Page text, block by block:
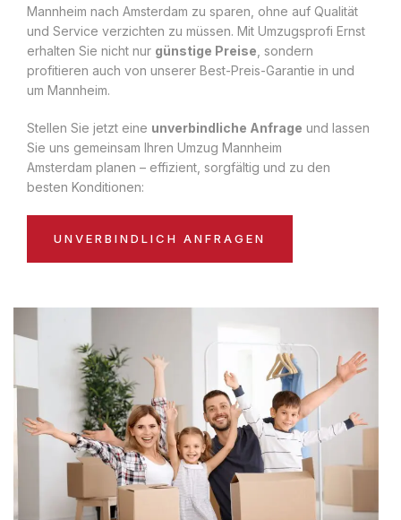
Mannheim nach Amsterdam zu sparen, ohne auf Qualität
und Service verzichten zu müssen. Mit Umzugsprofi Ernst
erhalten Sie nicht nur günstige Preise , sondern
profitieren auch von unserer Best-Preis-Garantie in und
um Mannheim.
Stellen Sie jetzt eine unverbindliche Anfrage und lassen
Sie uns gemeinsam Ihren Umzug Mannheim
Amsterdam planen – effizient, sorgfältig und zu den
besten Konditionen:
UNVERBINDLICH ANFRAGEN